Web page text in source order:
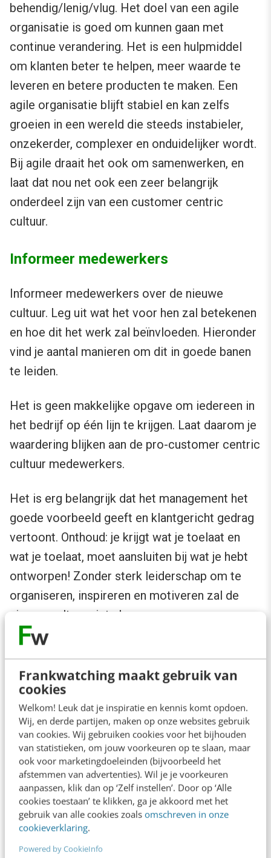
Frankwatching maakt gebruik van
cookies
Welkom! Leuk dat je inspiratie en kennis komt opdoen.
Wij, en derde partijen, maken op onze websites gebruik
van cookies. Wij gebruiken cookies voor het bijhouden
van statistieken, om jouw voorkeuren op te slaan, maar
ook voor marketingdoeleinden (bijvoorbeeld het
afstemmen van advertenties). Wil je je voorkeuren
aanpassen, klik dan op ‘Zelf instellen’. Door op ‘Alle
cookies toestaan’ te klikken, ga je akkoord met het
gebruik van alle cookies zoals omschreven in onze
cookieverklaring.
Powered by CookieInfo
behendig/lenig/vlug. Het doel van een agile
organisatie is goed om kunnen gaan met
continue verandering. Het is een hulpmiddel
om klanten beter te helpen, meer waarde te
leveren en betere producten te maken. Een
agile organisatie blijft stabiel en kan zelfs
groeien in een wereld die steeds instabieler,
onzekerder, complexer en onduidelijker wordt.
Bij agile draait het ook om samenwerken, en
laat dat nou net ook een zeer belangrijk
onderdeel zijn van een customer centric
cultuur.
Informeer medewerkers
Informeer medewerkers over de nieuwe
cultuur. Leg uit wat het voor hen zal betekenen
en hoe dit het werk zal beïnvloeden. Hieronder
vind je aantal manieren om dit in goede banen
te leiden.
Het is geen makkelijke opgave om iedereen in
het bedrijf op één lijn te krijgen. Laat daarom je
waardering blijken aan de pro-customer centric
cultuur medewerkers.
Het is erg belangrijk dat het management het
goede voorbeeld geeft en klantgericht gedrag
vertoont. Onthoud: je krijgt wat je toelaat en
wat je toelaat, moet aansluiten bij wat je hebt
ontworpen! Zonder sterk leiderschap om te
organiseren, inspireren en motiveren zal de
nieuwe cultuur niet slagen.
Strategie: alles gevormd door